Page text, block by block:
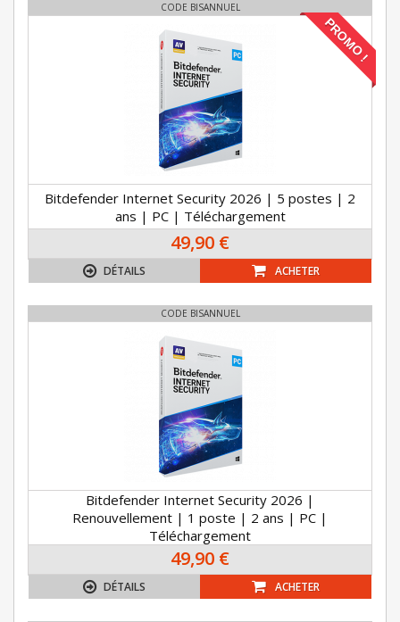
CODE BISANNUEL
PROMO !
Bitdefender Internet Security 2026 | 5 postes | 2
ans | PC | Téléchargement
49,90 €
DÉTAILS ACHETER
CODE BISANNUEL
Bitdefender Internet Security 2026 |
Renouvellement | 1 poste | 2 ans | PC |
Téléchargement
49,90 €
DÉTAILS ACHETER